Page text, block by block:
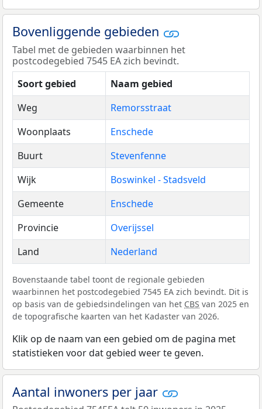
Bovenliggende gebieden
Tabel met de gebieden waarbinnen het
postcodegebied 7545 EA zich bevindt.
Soort gebied
Naam gebied
Weg
Remorsstraat
Woonplaats
Enschede
Buurt
Stevenfenne
Wijk
Boswinkel - Stadsveld
Gemeente
Enschede
Provincie
Overijssel
Land
Nederland
Bovenstaande tabel toont de regionale gebieden
waarbinnen het postcodegebied 7545 EA zich bevindt. Dit is
op basis van de gebiedsindelingen van het CBS van 2025 en
de topografische kaarten van het Kadaster van 2026.
Klik op de naam van een gebied om de pagina met
statistieken voor dat gebied weer te geven.
Aantal inwoners per jaar